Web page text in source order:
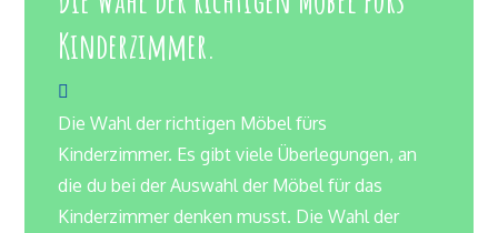
Kinderzimmer.
Die Wahl der richtigen Möbel fürs
Kinderzimmer. Es gibt viele Überlegungen, an
die du bei der Auswahl der Möbel für das
Kinderzimmer denken musst. Die Wahl der